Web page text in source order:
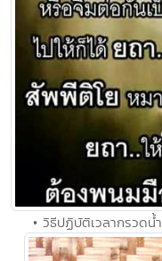
• วิธีปฏิบัติเวลากรวด